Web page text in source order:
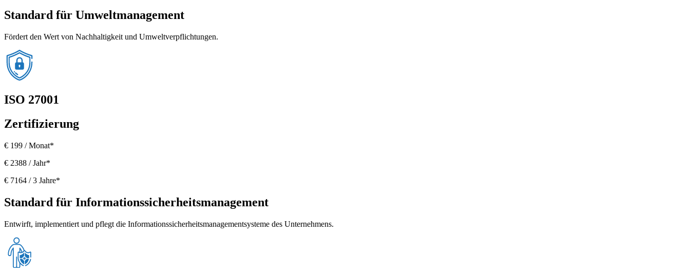
Standard für Umweltmanagement
Fördert den Wert von Nachhaltigkeit und Umweltverpflichtungen.
ISO 27001
Zertifizierung
€ 199 / Monat*
€ 2388 / Jahr*
€ 7164 / 3 Jahre*
Standard für Informationssicherheitsmanagement
Entwirft, implementiert und pflegt die Informationssicherheitsmanagementsysteme des Unternehmens.